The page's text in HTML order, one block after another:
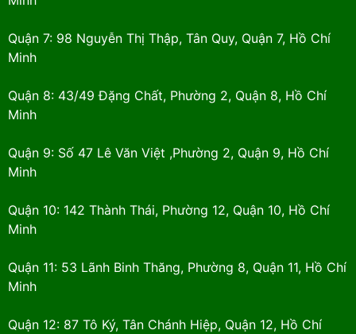
Quận 7: 98 Nguyễn Thị Thập, Tân Quy, Quận 7, Hồ Chí
Minh
Quận 8: 43/49 Đặng Chất, Phường 2, Quận 8, Hồ Chí
Minh
Quận 9: Số 47 Lê Văn Việt ,Phường 2, Quận 9, Hồ Chí
Minh
Quận 10: 142 Thành Thái, Phường 12, Quận 10, Hồ Chí
Minh
Quận 11: 53 Lãnh Binh Thăng, Phường 8, Quận 11, Hồ Chí
Minh
Quận 12: 87 Tô Ký, Tân Chánh Hiệp, Quận 12, Hồ Chí